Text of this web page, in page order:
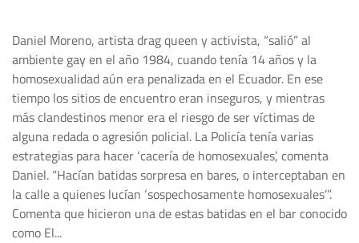
Daniel Moreno, artista drag queen y activista, “salió” al
ambiente gay en el año 1984, cuando tenía 14 años y la
homosexualidad aún era penalizada en el Ecuador. En ese
tiempo los sitios de encuentro eran inseguros, y mientras
más clandestinos menor era el riesgo de ser víctimas de
alguna redada o agresión policial. La Policía tenía varias
estrategias para hacer ‘cacería de homosexuales’, comenta
Daniel. “Hacían batidas sorpresa en bares, o interceptaban en
la calle a quienes lucían ‘sospechosamente homosexuales’”.
Comenta que hicieron una de estas batidas en el bar conocido
como El...